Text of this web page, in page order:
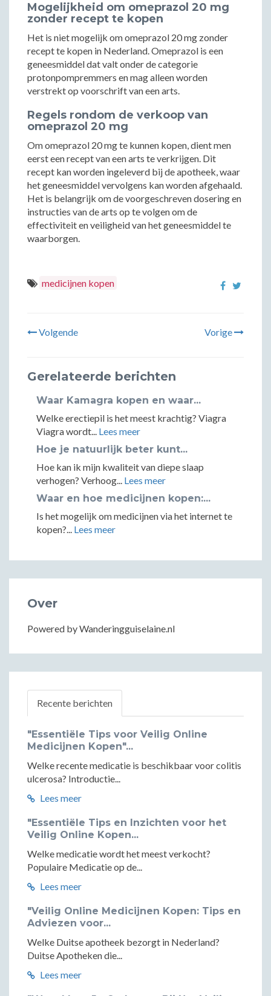
Mogelijkheid om omeprazol 20 mg
zonder recept te kopen
Het is niet mogelijk om omeprazol 20 mg zonder
recept te kopen in Nederland. Omeprazol is een
geneesmiddel dat valt onder de categorie
protonpompremmers en mag alleen worden
verstrekt op voorschrift van een arts.
Regels rondom de verkoop van
omeprazol 20 mg
Om omeprazol 20 mg te kunnen kopen, dient men
eerst een recept van een arts te verkrijgen. Dit
recept kan worden ingeleverd bij de apotheek, waar
het geneesmiddel vervolgens kan worden afgehaald.
Het is belangrijk om de voorgeschreven dosering en
instructies van de arts op te volgen om de
effectiviteit en veiligheid van het geneesmiddel te
waarborgen.
medicijnen kopen
Volgende Vorige
Gerelateerde berichten
Waar Kamagra kopen en waar...
Welke erectiepil is het meest krachtig? Viagra
Viagra wordt... Lees meer
Hoe je natuurlijk beter kunt...
Hoe kan ik mijn kwaliteit van diepe slaap
verhogen? Verhoog... Lees meer
Waar en hoe medicijnen kopen:...
Is het mogelijk om medicijnen via het internet te
kopen?... Lees meer
Over
Powered by Wanderingguiselaine.nl
Recente berichten
"Essentiële Tips voor Veilig Online
Medicijnen Kopen"...
Welke recente medicatie is beschikbaar voor colitis
ulcerosa? Introductie...
Lees meer
"Essentiële Tips en Inzichten voor het
Veilig Online Kopen...
Welke medicatie wordt het meest verkocht?
Populaire Medicatie op de...
Lees meer
"Veilig Online Medicijnen Kopen: Tips en
Adviezen voor...
Welke Duitse apotheek bezorgt in Nederland?
Duitse Apotheken die...
Lees meer